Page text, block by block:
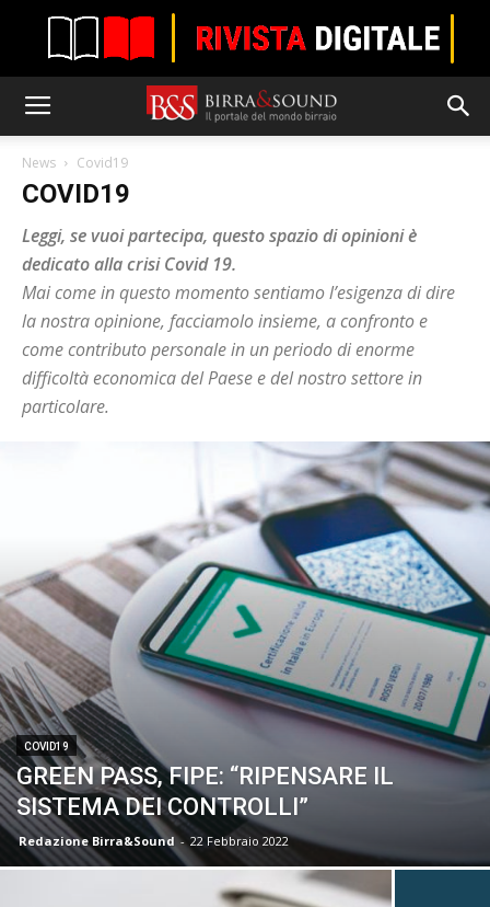
News Covid19
COVID19
Leggi, se vuoi partecipa, questo spazio di opinioni è
dedicato alla crisi Covid 19.
Mai come in questo momento sentiamo l’esigenza di dire
la nostra opinione, facciamolo insieme, a confronto e
come contributo personale in un periodo di enorme
difficoltà economica del Paese e del nostro settore in
particolare.
COVID19
GREEN PASS, FIPE: “RIPENSARE IL
SISTEMA DEI CONTROLLI”
Redazione Birra&Sound - 22 Febbraio 2022